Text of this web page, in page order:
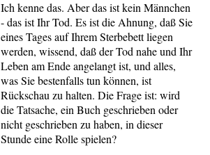
Ich kenne das. Aber das ist kein Männchen
- das ist Ihr Tod. Es ist die Ahnung, daß Sie
eines Tages auf Ihrem Sterbebett liegen
werden, wissend, daß der Tod nahe und Ihr
Leben am Ende angelangt ist, und alles,
was Sie bestenfalls tun können, ist
Rückschau zu halten. Die Frage ist: wird
die Tatsache, ein Buch geschrieben oder
nicht geschrieben zu haben, in dieser
Stunde eine Rolle spielen?